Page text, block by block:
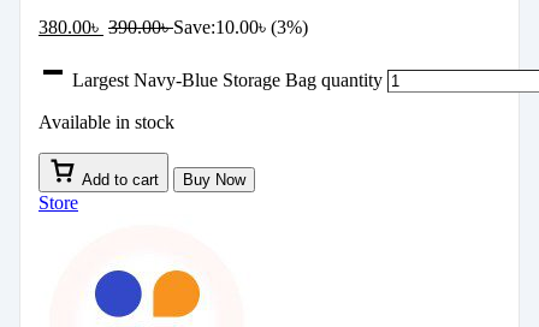
380.00৳ 390.00৳Save:10.00৳ (3%)
Largest Navy-Blue Storage Bag quantity
Available in stock
Add to cart Buy Now
Store